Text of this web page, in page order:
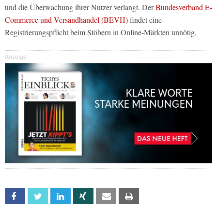
und die Überwachung ihrer Nutzer verlangt. DerBundesverband E-
Commerce und Versandhandel (BEVH)findet eine
Registrierungspflicht beim Stöbern in Online-Märkten unnötig.
Anzeige
Facebook Twitter Linkedin Xing Email